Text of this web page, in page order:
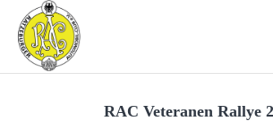
AUTOMOBIL-
RAC Veteranen Rallye